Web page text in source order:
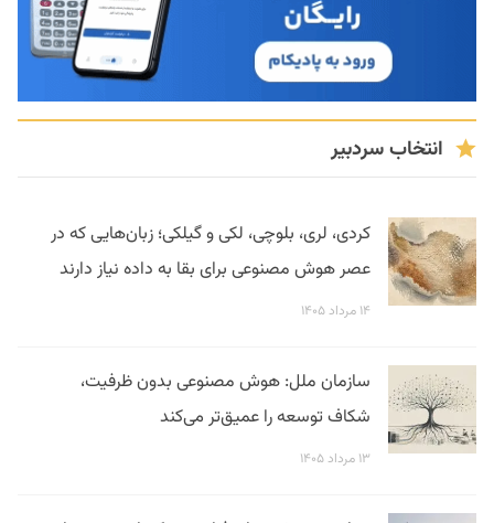
انتخاب سردبیر
کردی، لری، بلوچی، لکی و گیلکی؛ زبان‌هایی که در
عصر هوش مصنوعی برای بقا به داده نیاز دارند
۱۴ مرداد ۱۴۰۵
سازمان ملل: هوش مصنوعی بدون ظرفیت،
شکاف توسعه را عمیق‌تر می‌کند
۱۳ مرداد ۱۴۰۵